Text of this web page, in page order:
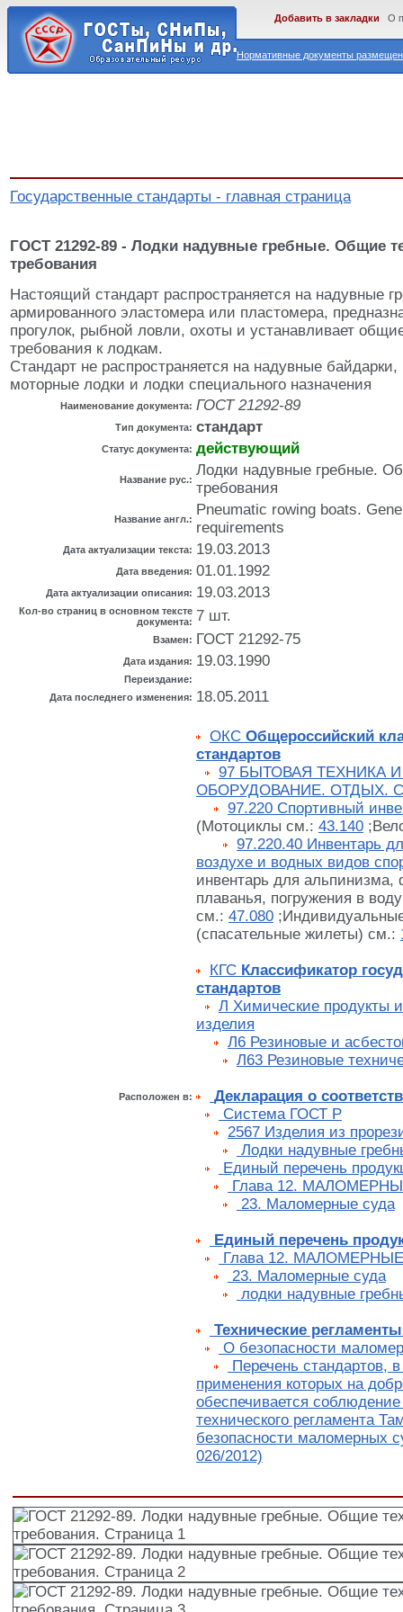
Нормативные документы
Добавить в закладки О
Государственные стандарты - главная страница
ГОСТ 21292-89 - Лодки надувные гребные. Общие
требования
Настоящий стандарт распространяется на надувные
армированного эластомера или пластомера,
прогулок, рыбной ловли, охоты и устанавливает
требования к лодкам.
Стандарт не распространяется на надувные
моторные лодки и лодки специального назначения
Наименование документа: ГОСТ 21292-89
Тип документа: стандарт
Статус документа: действующий
Название рус.:
Лодки надувные гребные.
требования
Название англ.:
Pneumatic rowing boats.
requirements
Дата актуализации текста: 19.03.2013
Дата введения: 01.01.1992
Дата актуализации описания: 19.03.2013
Кол-во страниц в основном тексте
документа: 7 шт.
Взамен: ГОСТ 21292-75
Дата издания: 19.03.1990
Переиздание:
Дата последнего изменения: 18.05.2011
Расположен в:
ОКС Общероссийский
стандартов
97 БЫТОВАЯ ТЕХНИКА
ОБОРУДОВАНИЕ. ОТДЫХ.
97.220 Спортивный
(Мотоциклы см.: 43.140
97.220.40 Инвентарь
воздухе и водных видов
инвентарь для альпинизма,
плаванья, погружения в
см.: 47.080
(спасательные жилеты) см.:
КГС Классификатор
стандартов
Л Химические продукты
изделия
Л6 Резиновые и
Л63 Резиновые
Декларация о
Cистема ГОСТ Р
2567 Изделия из
Лодки надувные
Единый перечень
Глава 12.
23. Маломерные суда
Единый перечень
Глава 12.
23. Маломерные суда
лодки надувные
Технические
О безопасности
Перечень стандартов,
применения которых на
обеспечивается
технического регламента
безопасности маломерных
026/2012)